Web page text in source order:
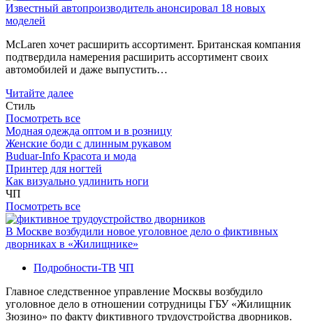
Известный автопроизводитель анонсировал 18 новых
моделей
McLaren хочет расширить ассортимент. Британская компания
подтвердила намерения расширить ассортимент своих
автомобилей и даже выпустить…
Читайте далее
Стиль
Посмотреть все
Модная одежда оптом и в розницу
Женские боди с длинным рукавом
Buduar-Info Красота и мода
Принтер для ногтей
Как визуально удлинить ноги
ЧП
Посмотреть все
В Москве возбудили новое уголовное дело о фиктивных
дворниках в «Жилищнике»
Подробности-ТВ ЧП
Главное следственное управление Москвы возбудило
уголовное дело в отношении сотрудницы ГБУ «Жилищник
Зюзино» по факту фиктивного трудоустройства дворников.